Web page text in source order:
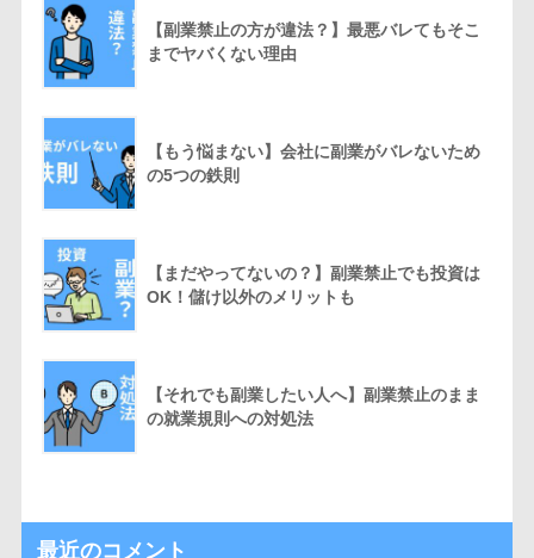
【副業禁止の方が違法？】最悪バレてもそこ
までヤバくない理由
【もう悩まない】会社に副業がバレないため
の5つの鉄則
【まだやってないの？】副業禁止でも投資は
OK！儲け以外のメリットも
【それでも副業したい人へ】副業禁止のまま
の就業規則への対処法
最近のコメント